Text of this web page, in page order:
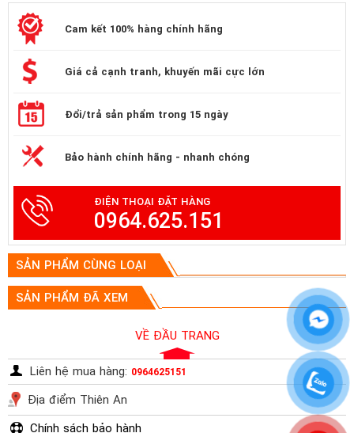
Cam kết 100% hàng chính hãng
Giá cả cạnh tranh, khuyến mãi cực lớn
Đổi/trả sản phẩm trong 15 ngày
Bảo hành chính hãng - nhanh chóng
ĐIỆN THOẠI ĐẶT HÀNG
0964.625.151
SẢN PHẨM CÙNG LOẠI
SẢN PHẨM ĐÃ XEM
VỀ ĐẦU TRANG
Liên hệ mua hàng: 0964625151
Địa điểm Thiên An
Chính sách bảo hành